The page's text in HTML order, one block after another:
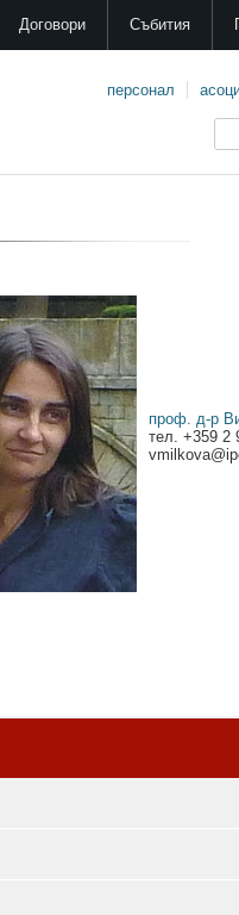
Договори Събития
персонал
проф. д-р
тел. +359 2